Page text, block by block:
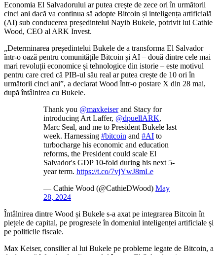
Economia El Salvadorului ar putea crește de zece ori în următorii
cinci ani dacă va continua să adopte Bitcoin și inteligența artificială
(AI) sub conducerea președintelui Nayib Bukele, potrivit lui Cathie
Wood, CEO al ARK Invest.
„Determinarea președintelui Bukele de a transforma El Salvador
într-o oază pentru comunitățile Bitcoin și AI – două dintre cele mai
mari revoluții economice și tehnologice din istorie – este motivul
pentru care cred că PIB-ul său real ar putea crește de 10 ori în
următorii cinci ani”, a declarat Wood într-o postare X din 28 mai,
după întâlnirea cu Bukele.
Thank you @maxkeiserand Stacy for
introducing Art Laffer, @dpuellARK,
Marc Seal, and me to President Bukele last
week. Harnessing #bitcoin and #AI to
turbocharge his economic and education
reforms, the President could scale El
Salvador's GDP 10-fold during his next 5-
year term. https://t.co/7vjYwJ8mLe
— Cathie Wood (@CathieDWood) May
28, 2024
Întâlnirea dintre Wood și Bukele s-a axat pe integrarea Bitcoin în
piețele de capital, pe progresele în domeniul inteligenței artificiale și
pe politicile fiscale.
Max Keiser, consilier al lui Bukele pe probleme legate de Bitcoin, a